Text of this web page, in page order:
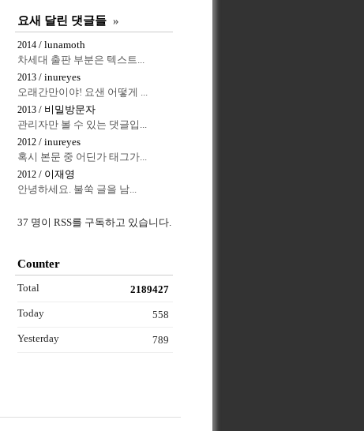
요새 달린 댓글들 »
2014 / lunamoth
차세대 출판 부분은 텍스트...
2013 / inureyes
오래간만이야! 요샌 어떻게 ...
2013 / 비밀방문자
관리자만 볼 수 있는 댓글입...
2012 / inureyes
혹시 본문 중 어딘가 태그가...
2012 / 이재영
안녕하세요. 불쑥 글을 남...
37 명이 RSS를 구독하고 있습니다.
Counter
Total 2189427
Today 558
Yesterday 789